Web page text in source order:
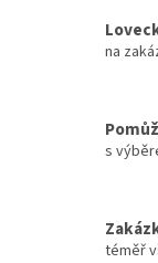
na
s
téměř